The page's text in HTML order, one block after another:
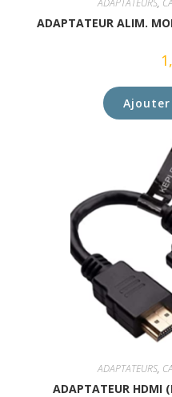
ADAPTATEUR ALIM.
ADAPTATEURS,
ADAPTATEUR HDMI